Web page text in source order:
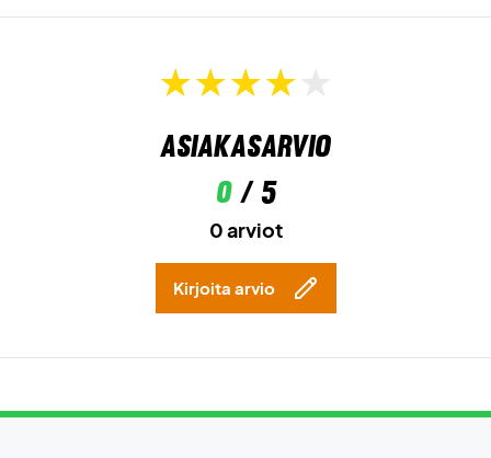
Asiakasarvio
0/ 5
0 arviot
Kirjoita arvio